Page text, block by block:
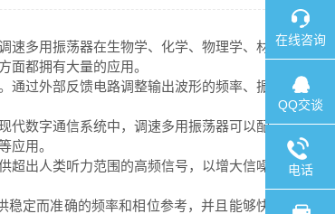
多用振荡器在生物学、化学、物理学、材
都拥有大量的应用。
过外部反馈电路调整输出波形的频率、振
数字通信系统中，调速多用振荡器可以配
应用。
出人类听力范围的高频信号，以增大信噪
定而准确的频率和相位参考，并且能够快
在线咨询
QQ交谈
电话